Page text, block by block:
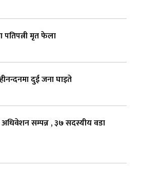
पतिपत्नी मृत फेला
दुई जना घाइते
सम्पन्न , ३७ सदस्यीय वडा